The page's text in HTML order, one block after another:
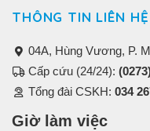
THÔNG TIN LIÊN HỆ
04A, Hùng Vương, P.
Cấp cứu (24/24):
Tổng đài CSKH: 034
Giờ làm việc